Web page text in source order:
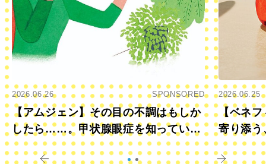
2026.06.26 SPONSORED
【アムジェン】その目の不調はもしか
したら……。甲状腺眼症を知っていま
すか？
2026.06.25
【ベネフ
寄り添う
きに